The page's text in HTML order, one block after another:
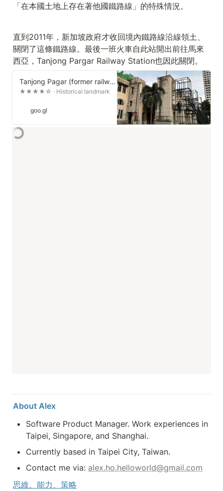
「在本國土地上存在著他國鐵路線」的特殊情況。
直到2011年，新加坡政府才收回境內鐵路線沿線領土、
關閉了這條鐵路線。最後一班火車自此站開出前往馬來
西亞，Tanjong Pargar Railway Station也因此關閉。
Tanjong Pagar (former railway station)
★★★★☆ · Historical landmark
goo.gl
About Alex
Software Product Manager. Work experiences in
Taipei, Singapore, and Shanghai.
Currently based in Taipei City, Taiwan.
Contact me via: alex.ho.helloworld@gmail.com
思維、能力、策略